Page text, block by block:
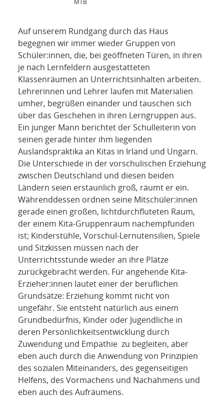
Auf unserem Rundgang durch das Haus
begegnen wir immer wieder Gruppen von
Schüler:innen, die, bei geöffneten Türen, in ihren
je nach Lernfeldern ausgestatteten
Klassenräumen an Unterrichtsinhalten arbeiten.
Lehrerinnen und Lehrer laufen mit Materialien
umher, begrüßen einander und tauschen sich
über das Geschehen in ihren Lerngruppen aus.
Ein junger Mann berichtet der Schulleiterin von
seinen gerade hinter ihm liegenden
Auslandspraktika an Kitas in Irland und Ungarn.
Die Unterschiede in der vorschulischen Erziehung
zwischen Deutschland und diesen beiden
Ländern seien erstaunlich groß, räumt er ein.
Währenddessen ordnen seine Mitschüler:innen
gerade einen großen, lichtdurchfluteten Raum,
der einem Kita-Gruppenraum nachempfunden
ist; Kinderstühle, Vorschul-Lernutensilien, Spiele
und Sitzkissen müssen nach der
Unterrichtsstunde wieder an ihre Plätze
zurückgebracht werden. Für angehende Kita-
Erzieher:innen lautet einer der beruflichen
Grundsätze: Erziehung kommt nicht von
ungefähr. Sie entsteht natürlich aus einem
Grundbedürfnis, Kinder oder Jugendliche in
deren Persönlichkeitsentwicklung durch
Zuwendung und Empathie zu begleiten, aber
eben auch durch die Anwendung von Prinzipien
des sozialen Miteinanders, des gegenseitigen
Helfens, des Vormachens und Nachahmens und
eben auch des Aufräumens.